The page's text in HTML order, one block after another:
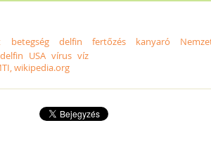
betegség delfin fertőzés kanyaró
USA vírus víz
wikipedia.org